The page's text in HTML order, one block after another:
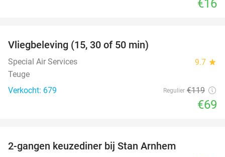
€16
Vliegbeleving (15, 30 of 50 min)
Special Air Services 9.7 star
Teuge
Verkocht: 679
Regulier €119
€69
2-gangen keuzediner bij Stan Arnhem